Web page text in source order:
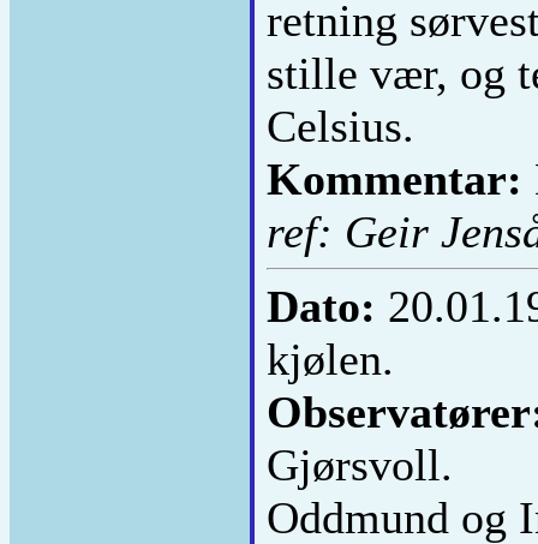
retning
stille vær, og
Celsius.
Kommentar:
ref: Geir
Dato:
kjølen.
Gjørsvoll.
Oddmund og